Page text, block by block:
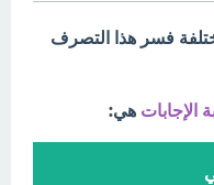
فسر هذا التصرف
الإجابات هي: